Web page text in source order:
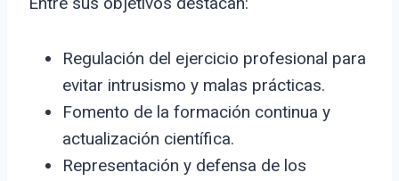
Regulación del ejercicio profesional para
evitar intrusismo y malas prácticas.
Fomento de la formación continua y
actualización científica.
Representación y defensa de los